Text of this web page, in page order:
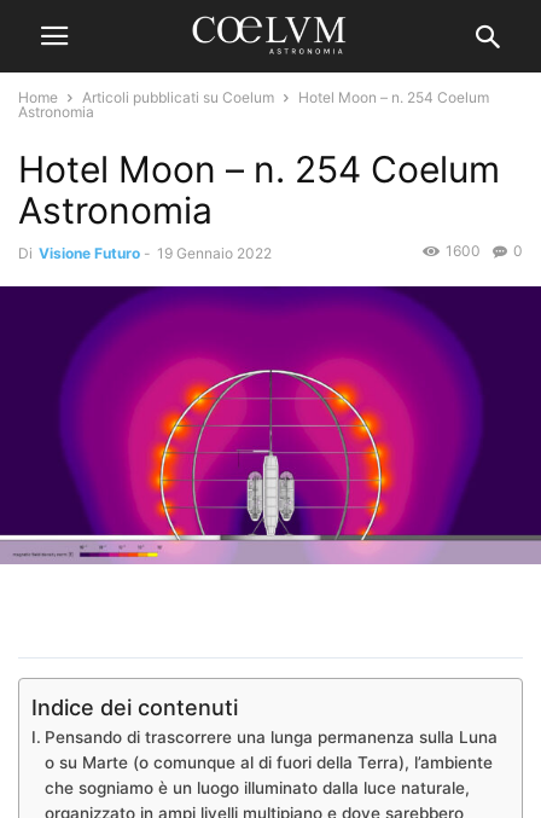
Home Articoli pubblicati su Coelum
Hotel Moon – n. 254 Coelum
Astronomia
Hotel Moon – n. 254 Coelum
Astronomia
Di Visione Futuro - 19 Gennaio 2022 0
1600
Indice dei contenuti
Pensando di trascorrere una lunga permanenza sulla Luna
o su Marte (o comunque al di fuori della Terra), l’ambiente
che sogniamo è un luogo illuminato dalla luce naturale,
organizzato in ampi livelli multipiano e dove sarebbero